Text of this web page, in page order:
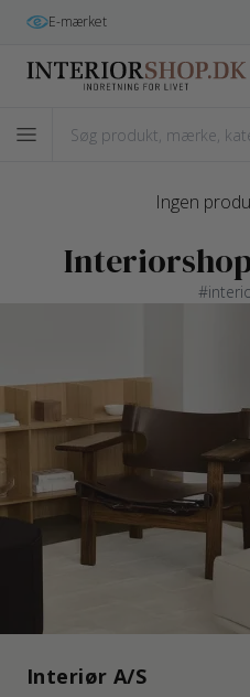
E-mærket
Ingen
Interiør A/S